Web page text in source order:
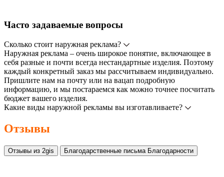
Часто задаваемые вопросы
Сколько стоит наружная реклама?
Наружная реклама – очень широкое понятие, включающее в
себя разные и почти всегда нестандартные изделия. Поэтому
каждый конкретный заказ мы рассчитываем индивидуально.
Пришлите нам на почту или на вацап подробную
информацию, и мы постараемся как можно точнее посчитать
бюджет вашего изделия.
Какие виды наружной рекламы вы изготавливаете?
Отзывы
Отзывы из 2gis Благодарственные письма Благодарности